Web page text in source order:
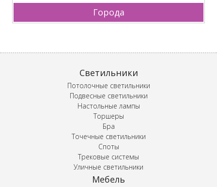
Города
Светильники
Потолочные светильники
Подвесные светильники
Настольные лампы
Торшеры
Бра
Точечные светильники
Споты
Трековые системы
Уличные светильники
Мебель